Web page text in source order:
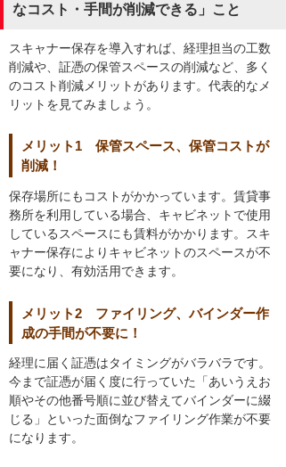
なコスト・手間が削減できる」こと
スキャナー保存を導入すれば、経理担当の工数
削減や、証憑の保管スペースの削減など、多く
のコスト削減メリットがあります。代表的なメ
リットを見てみましょう。
メリット1 保管スペース、保管コストが
削減！
保存場所にもコストがかかっています。賃貸事
務所を利用している場合、キャビネットで使用
しているスペースにも賃料がかかります。スキ
ャナー保存によりキャビネットのスペースが不
要になり、有効活用できます。
メリット2 ファイリング、バインダー作
成の手間が不要に！
経理に届く証憑はタイミングがバラバラです。
今まで証憑が届く度に行っていた「あいうえお
順やその他番号順に並び替えてバインダーに綴
じる」といった面倒なファイリング作業が不要
になります。